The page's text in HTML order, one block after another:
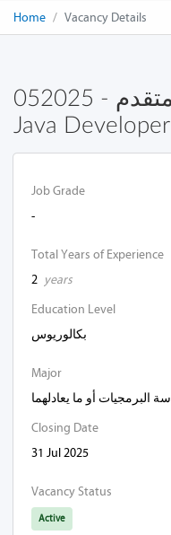
Home Vacancy Details
052025 - مطور جافا متقدم - Senior
Java Developer
Job Grade
-
Total Years of Experience
2 years
Education Level
بكالوريوس
Major
Closing Date
31 Jul 2025
Vacancy Status
Active